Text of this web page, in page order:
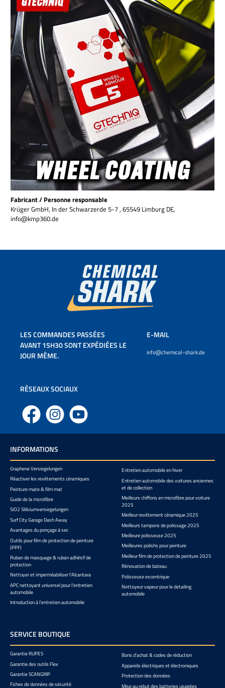
Fabricant / Personne responsable
Krüger GmbH, In der Schwarzerde 5-7 , 65549 Limburg DE,
info@kmp360.de
LES COMMANDES PASSÉES
AVANT 15H30 SONT EXPÉDIÉES LE
JOUR MÊME.
E-MAIL
info@chemical-shark.de
RÉSEAUX SOCIAUX
Facebook Instagram YouTube
INFORMATIONS
Graphene Versiegelungen
Réactiver les revêtements céramiques
Peinture mate & film mat
Guide de la microfibre
SiO2 Sliliciumversiegelungen
Surf City Garage Dash Away
Avantages du ponçage à sec
Outils pour film de protection de peinture
(PPF)
Ruban de masquage & ruban adhésif de
protection
Nettoyer et imperméabiliser l'Alcantara
APC nettoyant universel pour l’entretien
automobile
Introduction à l’entretien automobile
Entretien automobile en hiver
Entretien automobile des voitures anciennes
et de collection
Meilleurs chiffons en microfibre pour voiture
2025
Meilleur revêtement céramique 2025
Meilleurs tampons de polissage 2025
Meilleure polisseuse 2025
Meilleures polishs pour peinture
Meilleur film de protection de peinture 2025
Rénovation de bateau
Polisseuse excentrique
Nettoyeur vapeur pour le detailing
automobile
SERVICE BOUTIQUE
Garantie RUPES
Garantie des outils Flex
Garantie SCANGRIP
Fiches de données de sécurité
Bons d'achat & codes de réduction
Appareils électriques et électroniques
Protection des données
Mise au rebut des batteries usagées